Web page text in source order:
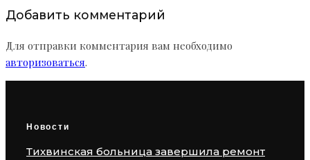
Добавить комментарий
Для отправки комментария вам необходимо
авторизоваться.
Новости
Тихвинская больница завершила ремонт